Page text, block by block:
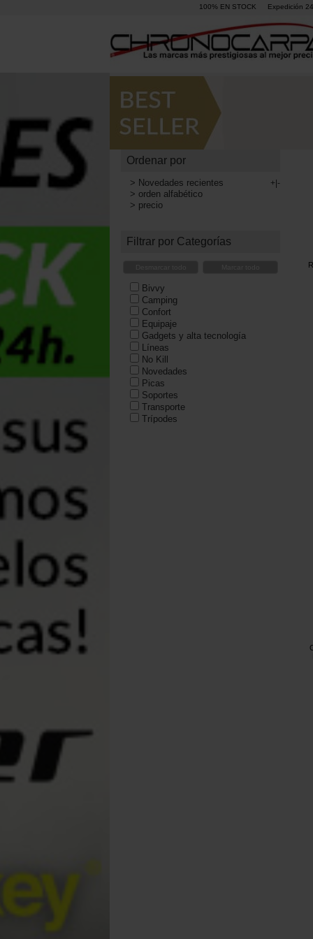
100% EN STOCK Expedición
Ordenar por
> Novedades recientes +|-
> orden alfabético
> precio
Filtrar por Categorías
Bivvy
Camping
Confort
Equipaje
Gadgets y alta tecnología
Líneas
No Kill
Novedades
Picas
Soportes
Transporte
Trípodes